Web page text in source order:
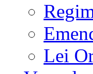
Lei